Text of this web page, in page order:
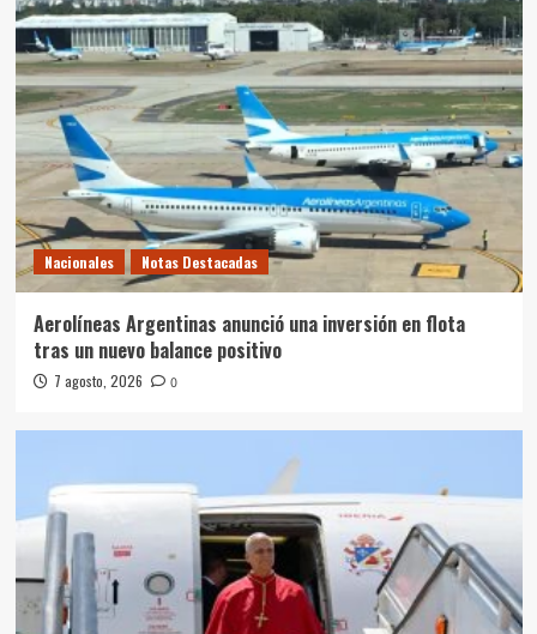
Nacionales Notas Destacadas
Aerolíneas Argentinas anunció una inversión en flota
tras un nuevo balance positivo
7 agosto, 2026 0